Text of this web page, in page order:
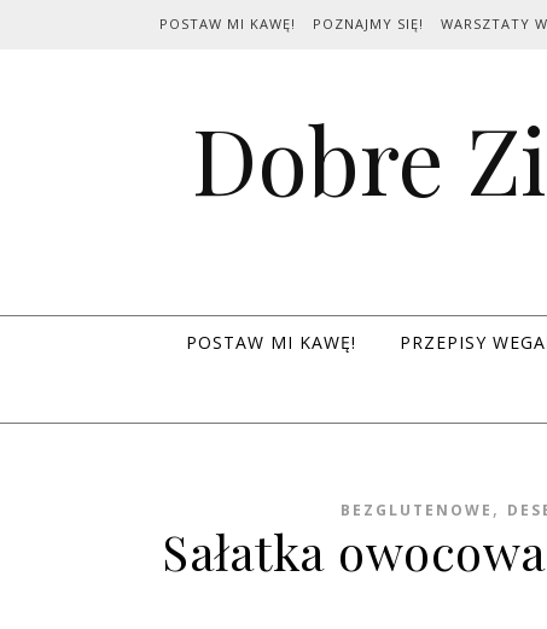
POSTAW MI KAWĘ! POZNAJMY SIĘ! WARSZTATY
Dobre
POSTAW MI KAWĘ! PRZEPISY
BEZGLUTENOWE ,
Sałatka